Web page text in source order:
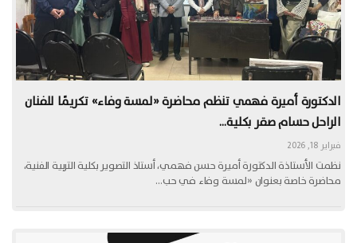
الدكتورة أميرة فهمي تنظم محاضرة «لمسة وفاء» تكريمًا للفنان
الراحل حسام صقر بكلية…
فبراير 18, 2026
نظمت الأستاذة الدكتورة أميرة حسن فهمي، أستاذ التصوير بكلية التربية الفنية،
محاضرة خاصة بعنوان «لمسة وفاء في حب…